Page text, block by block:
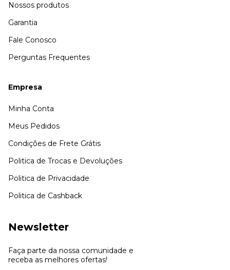
Nossos produtos
Garantia
Fale Conosco
Perguntas Frequentes
Empresa
Minha Conta
Meus Pedidos
Condições de Frete Grátis
Politica de Trocas e Devoluções
Politica de Privacidade
Politica de Cashback
Newsletter
Faça parte da nossa comunidade e
receba as melhores ofertas!